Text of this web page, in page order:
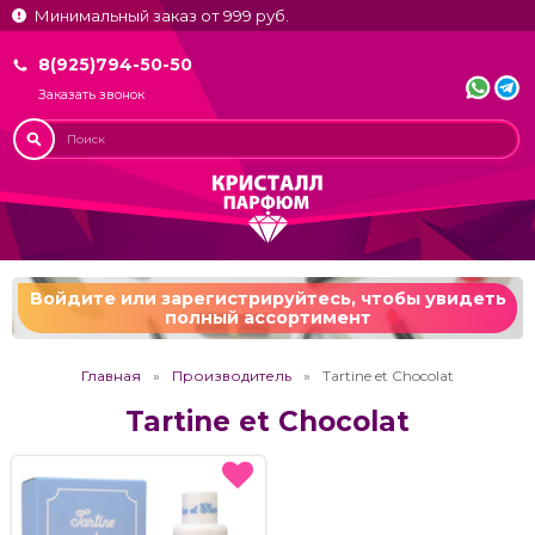
Минимальный заказ от 999 руб.
8(925)794-50-50
Заказать звонок
Войдите или зарегистрируйтесь,чтобы увидеть
полный ассортимент
Главная Производитель Tartine et Chocolat
Tartine et Chocolat